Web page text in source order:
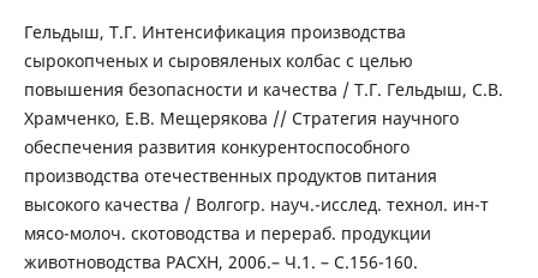
Гельдыш, Т.Г. Интенсификация производства
сырокопченых и сыровяленых колбас с целью
повышения безопасности и качества / Т.Г. Гельдыш, С.В.
Храмченко, Е.В. Мещерякова // Стратегия научного
обеспечения развития конкурентоспособного
производства отечественных продуктов питания
высокого качества / Волгогр. науч.-исслед. технол. ин-т
мясо-молоч. скотоводства и перераб. продукции
животноводства РАСХН, 2006.– Ч.1. – С.156-160.